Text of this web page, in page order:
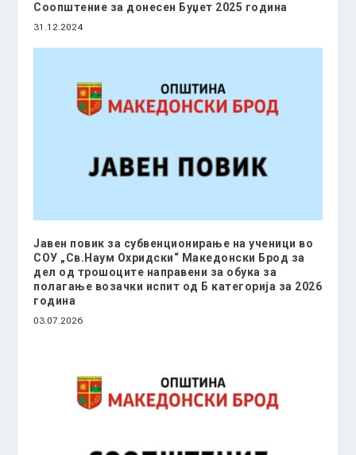
Соопштение за донесен Буџет 2025 година
31.12.2024
Јавен повик за субвенционирање на ученици во
СОУ „Св.Наум Охридски“ Македонски Брод за
дел од трошоците направени за обука за
полагање возачки испит од Б категорија за 2026
година
03.07.2026